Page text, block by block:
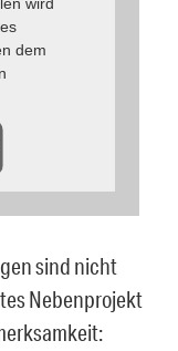
dem
sind nicht
Nebenprojekt